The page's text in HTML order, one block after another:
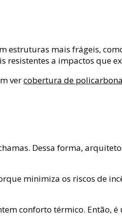
estruturas mais frágeis,
resistentes a impactos que
vercobertura de
Dessa forma,
minimiza os riscos de
conforto térmico. Então, é